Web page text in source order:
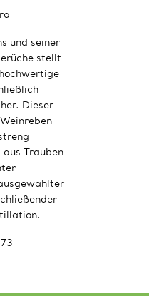
und seiner
stellt
Dieser
Trauben